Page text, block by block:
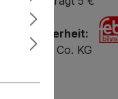
GmbH + Co. KG